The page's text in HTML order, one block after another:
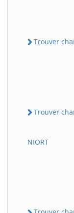
Trouver
Trouver
NIORT